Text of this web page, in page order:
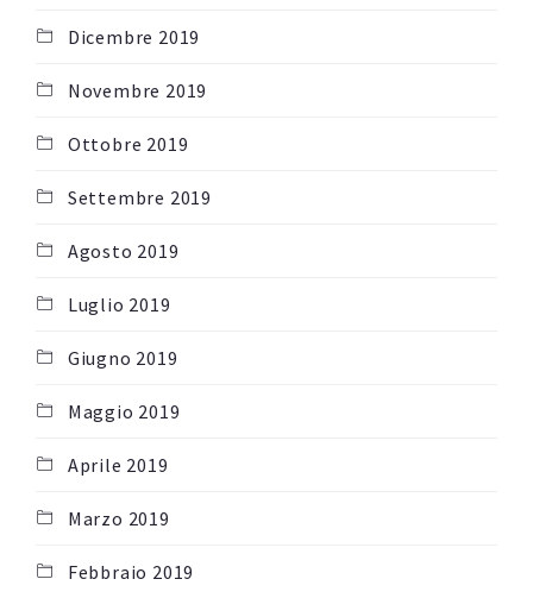
Dicembre 2019
Novembre 2019
Ottobre 2019
Settembre 2019
Agosto 2019
Luglio 2019
Giugno 2019
Maggio 2019
Aprile 2019
Marzo 2019
Febbraio 2019